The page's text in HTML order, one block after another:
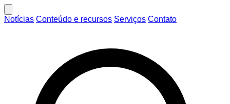
Notícias Conteúdo e recursos Serviços Contato